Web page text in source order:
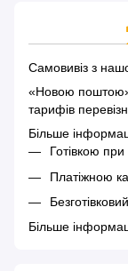
Самовивіз з
«Новою поштою»
тарифів
Більше
Готівкою
Платіжною
Більше